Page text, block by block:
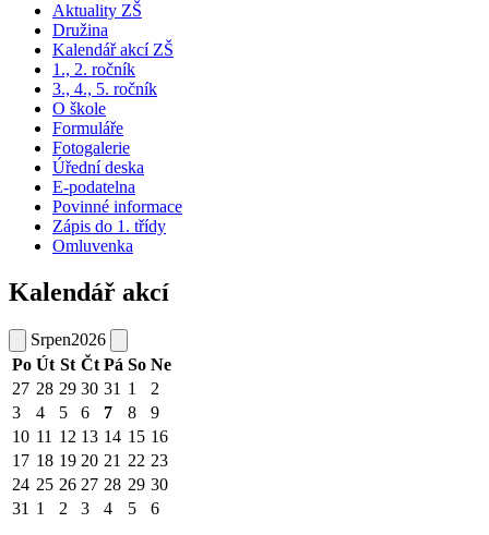
Aktuality ZŠ
Družina
Kalendář akcí ZŠ
1., 2. ročník
3., 4., 5. ročník
O škole
Formuláře
Fotogalerie
Úřední deska
E-podatelna
Povinné informace
Zápis do 1. třídy
Omluvenka
Kalendář akcí
Srpen2026
Po Út St Čt Pá So Ne
27 28 29 30 31 1
2
3
4 5 6 7 8
9
10 11 12 13 14 15 16
17 18 19 20 21 22 23
24 25 26 27 28 29 30
31 1 2 3 4 5 6